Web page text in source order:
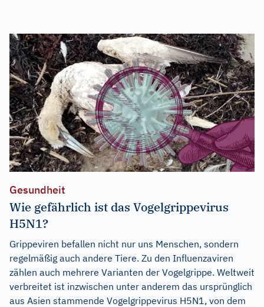
Gesundheit
Wie gefährlich ist das Vogelgrippevirus
H5N1?
Grippeviren befallen nicht nur uns Menschen, sondern
regelmäßig auch andere Tiere. Zu den Influenzaviren
zählen auch mehrere Varianten der Vogelgrippe. Weltweit
verbreitet ist inzwischen unter anderem das ursprünglich
aus Asien stammende Vogelgrippevirus H5N1, von dem